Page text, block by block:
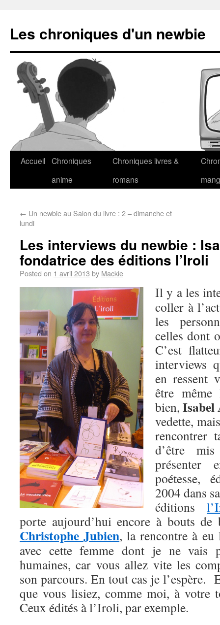
Les chroniques d'un newbie
Accueil Chroniques
anime
Chroniques livres &
romans
← Un newbie au Salon du livre : 2 – dimanche et
lundi
Les interviews du newbie :
fondatrice des éditions l’Iroli
Posted on 1 avril 2013 by Mackie
Il y a les
coller à
les
celles dont
C’est
interviews
en ressent
être
bien, Isabel
vedette,
rencontrer
d’être
présenter
poétesse,
2004 dans
éditions
porte aujourd’hui encore à bouts
Christophe Jubien, la rencontre à
avec cette femme dont je ne vais
humaines, car vous allez vite les
son parcours. En tout cas je l’espère.
que vous lisiez, comme moi, à votre
Ceux édités à l’Iroli, par exemple.